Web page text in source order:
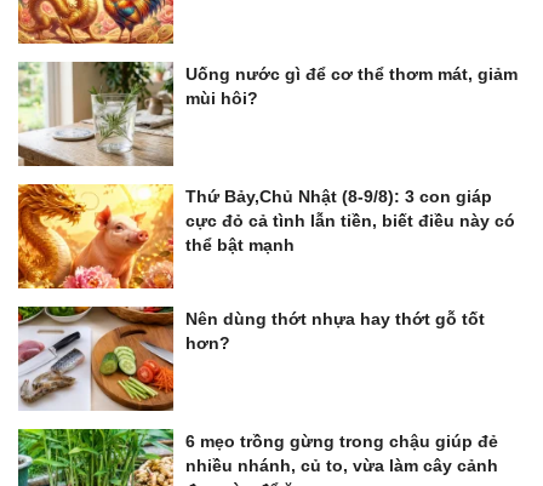
Uống nước gì để cơ thể thơm mát, giảm
mùi hôi?
Thứ Bảy,Chủ Nhật (8-9/8): 3 con giáp
cực đỏ cả tình lẫn tiền, biết điều này có
thể bật mạnh
Nên dùng thớt nhựa hay thớt gỗ tốt
hơn?
6 mẹo trồng gừng trong chậu giúp đẻ
nhiều nhánh, củ to, vừa làm cây cảnh